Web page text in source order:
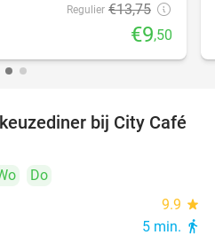
Regulier €13,75
€9,50
21%
bij City Café
Do
9.9 star
5 min. directions_walk